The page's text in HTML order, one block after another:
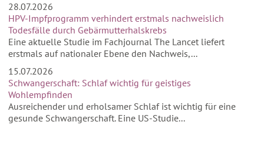
28.07.2026
HPV-Impfprogramm verhindert erstmals nachweislich
Todesfälle durch Gebärmutterhalskrebs
Eine aktuelle Studie im Fachjournal The Lancet liefert
erstmals auf nationaler Ebene den Nachweis,...
15.07.2026
Schwangerschaft: Schlaf wichtig für geistiges
Wohlempfinden
Ausreichender und erholsamer Schlaf ist wichtig für eine
gesunde Schwangerschaft. Eine US-Studie...